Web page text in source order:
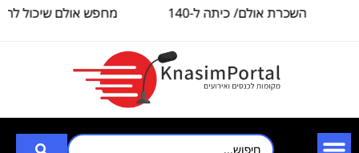
השכרת אולם/ כיתה ל-140
מחפש אולם שיכול